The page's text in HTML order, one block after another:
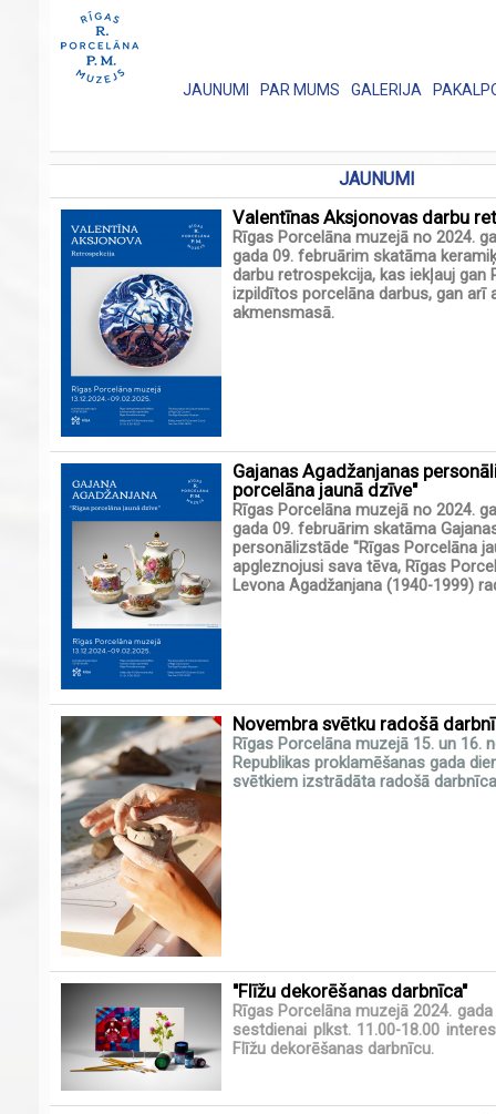
JAUNUMI PAR MUMS GALERIJA
JAUNUMI
Valentīnas Aksjonovas darbu
Rīgas Porcelāna muzejā no 2024.
gada 09. februārim skatāma
darbu retrospekcija, kas iekļauj gan
izpildītos porcelāna darbus, gan arī
akmensmasā.
Gajanas Agadžanjanas
porcelāna jaunā dzīve"
Rīgas Porcelāna muzejā no 2024.
gada 09. februārim skatāma
personālizstāde "Rīgas Porcelāna
apgleznojusi sava tēva, Rīgas
Levona Agadžanjana (1940-1999)
Novembra svētku radošā
Rīgas Porcelāna muzejā 15. un 16.
Republikas proklamēšanas gada
svētkiem izstrādāta radošā
"Flīžu dekorēšanas darbnīca"
Rīgas Porcelāna muzejā 2024.
sestdienai plkst. 11.00-18.00
Flīžu dekorēšanas darbnīcu.